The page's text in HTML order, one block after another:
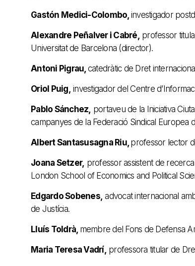
Gastón Medici-Colombo, investigador
Alexandre Peñalver i Cabré, professor
Universitat de Barcelona (director).
Antoni Pigrau, catedràtic de Dret
Oriol Puig, investigador del Centre
Pablo Sánchez, portaveu de la Iniciativa
campanyes de la Federació Sindical Europea
Albert Santasusagna Riu, professor lector
Joana Setzer, professor assistent de
London School of Economics and Political
Edgardo Sobenes, advocat internacional
de Justícia.
Lluís Toldrà, membre del Fons de Defensa
Maria Teresa Vadrí, professora titular de